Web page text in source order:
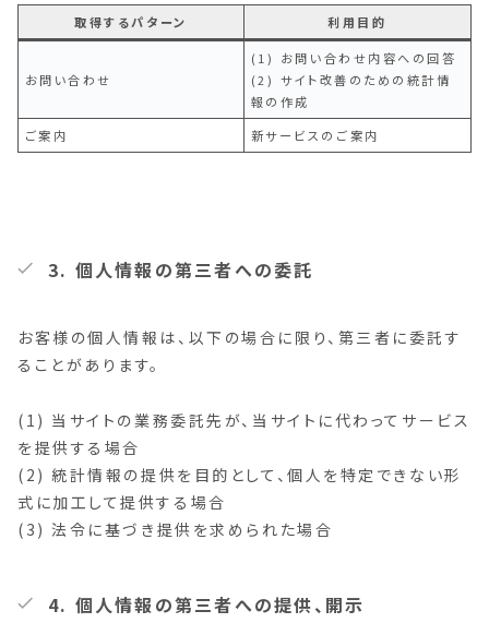
取得するパターン 利用目的
お問い合わせ
(1) お問い合わせ内容への回答
(2) サイト改善のための統計情
報の作成
ご案内
新サービスのご案内
3. 個人情報の第三者への委託
お客様の個人情報は、以下の場合に限り、第三者に委託す
ることがあります。
(1) 当サイトの業務委託先が、当サイトに代わってサービス
を提供する場合
(2) 統計情報の提供を目的として、個人を特定できない形
式に加工して提供する場合
(3) 法令に基づき提供を求められた場合
4. 個人情報の第三者への提供、開示